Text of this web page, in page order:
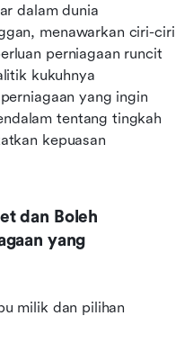
dalam dunia
menawarkan ciri-ciri
perniagaan runcit
kukuhnya
yang ingin
tentang tingkah
kepuasan
dan Boleh
yang
milik dan pilihan